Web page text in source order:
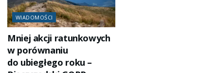
WIADOMOŚCI
Mniej akcji ratunkowych
w porównaniu
do ubiegłego roku –